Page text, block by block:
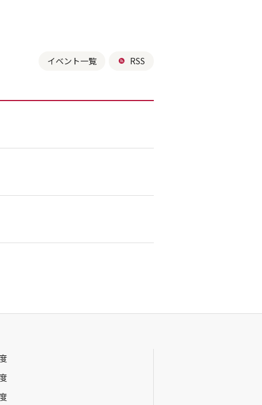
イベント一覧 RSS